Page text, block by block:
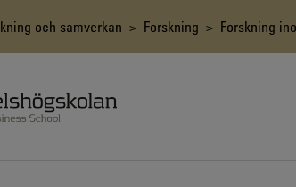
och samverkan > Forskning > Forskning